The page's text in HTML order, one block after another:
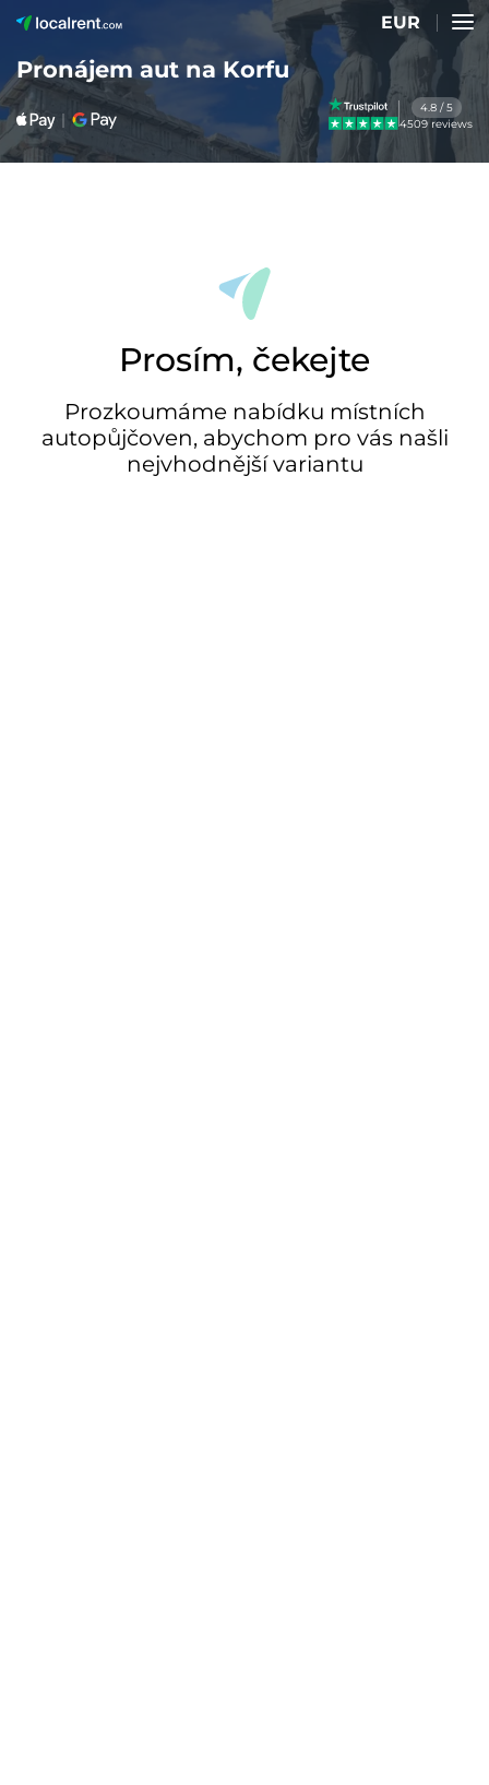
EUR
Pronájem aut na Korfu
4.8 / 5
4509 reviews
Prosím, čekejte
Prozkoumáme nabídku místních
autopůjčoven, abychom pro vás našli
nejvhodnější variantu